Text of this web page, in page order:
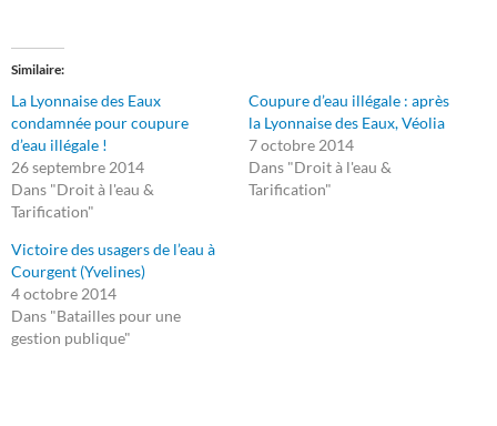
Similaire
La Lyonnaise des Eaux
condamnée pour coupure
d’eau illégale !
26 septembre 2014
Dans "Droit à l'eau &
Tarification"
Coupure d’eau illégale : après
la Lyonnaise des Eaux, Véolia
7 octobre 2014
Dans "Droit à l'eau &
Tarification"
Victoire des usagers de l’eau à
Courgent (Yvelines)
4 octobre 2014
Dans "Batailles pour une
gestion publique"